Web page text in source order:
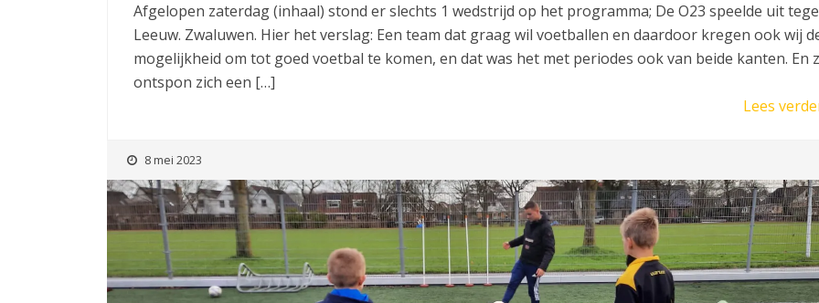
Afgelopen zaterdag (inhaal) stond er slechts 1 wedstrijd op het programma; De O23 speelde uit
Leeuw. Zwaluwen. Hier het verslag: Een team dat graag wil voetballen en daardoor kregen ook wij
mogelijkheid om tot goed voetbal te komen, en dat was het met periodes ook van beide kanten. En
ontspon zich een […]
Lees
8 mei 2023